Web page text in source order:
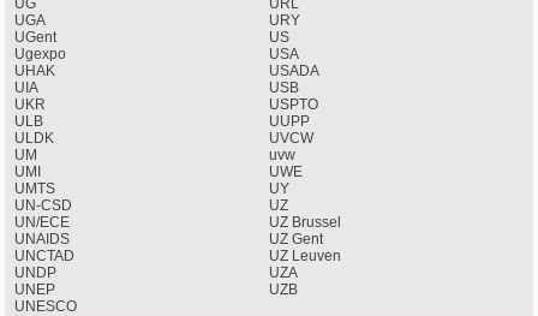
UG
UGA
UGent
Ugexpo
UHAK
UIA
UKR
ULB
ULDK
UM
UMI
UMTS
UN-CSD
UN/ECE
UNAIDS
UNCTAD
UNDP
UNEP
UNESCO
URL
URY
US
USA
USADA
USB
USPTO
UUPP
UVCW
uvw
UWE
UY
UZ
UZ Brussel
UZ Gent
UZ Leuven
UZA
UZB